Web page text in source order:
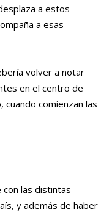
a estos
a esas
volver a notar
en el centro de
comienzan las
las distintas
y además de haber